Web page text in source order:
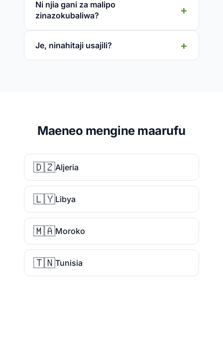
Ni njia gani za malipo
zinazokubaliwa?
Je, ninahitaji usajili?
Maeneo mengine maarufu
🇩🇿Aljeria
🇱🇾Libya
🇲🇦Moroko
🇹🇳Tunisia